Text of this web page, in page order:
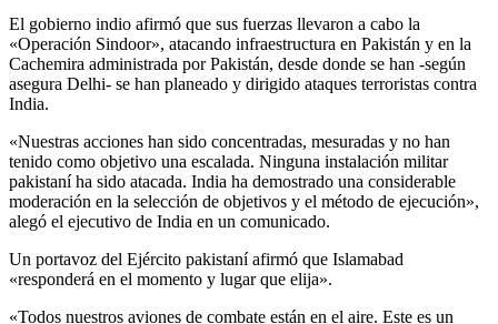
El gobierno indio afirmó que sus fuerzas llevaron a cabo la
«Operación Sindoor», atacando infraestructura en Pakistán y en la
Cachemira administrada por Pakistán, desde donde se han -según
asegura Delhi- se han planeado y dirigido ataques terroristas contra
India.
«Nuestras acciones han sido concentradas, mesuradas y no han
tenido como objetivo una escalada. Ninguna instalación militar
pakistaní ha sido atacada. India ha demostrado una considerable
moderación en la selección de objetivos y el método de ejecución»,
alegó el ejecutivo de India en un comunicado.
Un portavoz del Ejército pakistaní afirmó que Islamabad
«responderá en el momento y lugar que elija».
«Todos nuestros aviones de combate están en el aire. Este es un